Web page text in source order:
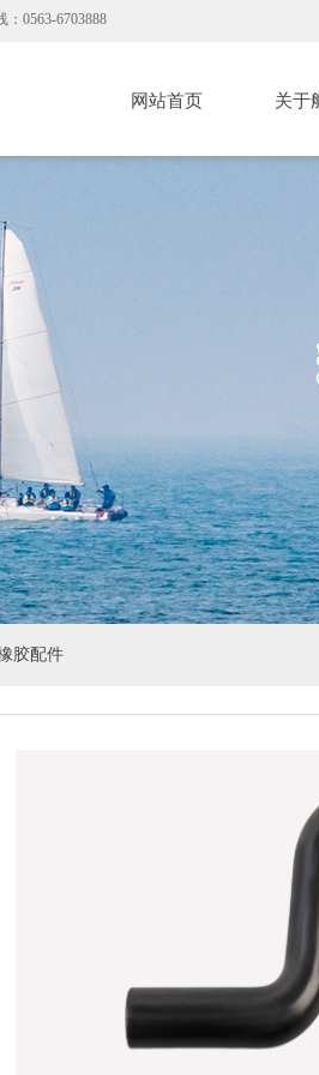
：0563-6703888
网站首页 关于
胶配件